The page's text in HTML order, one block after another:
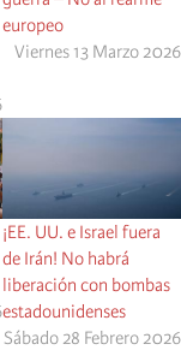
europeo
Viernes 13 Marzo 2026
¡EE. UU. e Israel fuera
de Irán! No habrá
liberación con bombas
estadounidenses
Sábado 28 Febrero 2026